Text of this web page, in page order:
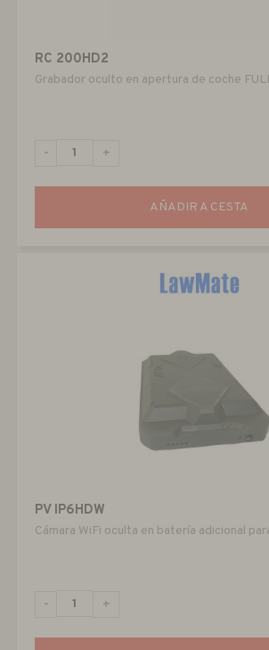
RC 200HD2
Grabador oculto en apertura de coche
- +
AÑADIR A CESTA
PV IP6HDW
Cámara WiFi oculta en batería adicional
- +